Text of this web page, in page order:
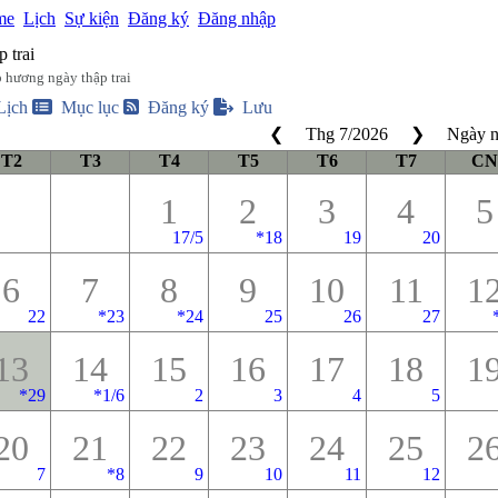
Lịch Sự kiện Đăng ký Đăng nhập
trai
hương ngày thập trai
Mục lục Đăng ký
Lưu
❮
Thg 7/2026 ❯
Ngày
T2
T3 T4 T5 T6 T7 CN
1
17/5
2
*18
3
19
4
20
5
6
22
7
*23
8
*24
9
25
10
26
11
27
*29
14
*1/6
15
2
16
3
17
4
18
5
7
21
*8
22
9
23
10
24
11
25
12